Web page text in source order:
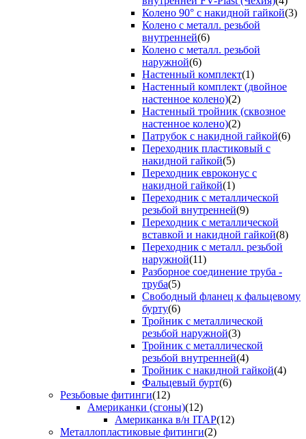
Колено 90° с накидной гайкой(3)
Колено с металл. резьбой
внутренней(6)
Колено с металл. резьбой
наружной(6)
Настенный комплект(1)
Настенный комплект (двойное
настенное колено)(2)
Настенный тройник (сквозное
настенное колено)(2)
Патрубок с накидной гайкой(6)
Переходник пластиковый с
накидной гайкой(5)
Переходник евроконус с
накидной гайкой(1)
Переходник с металлической
резьбой внутренней(9)
Переходник с металлической
вставкой и накидной гайкой(8)
Переходник с металл. резьбой
наружной(11)
Разборное соединение труба -
труба(5)
Свободный фланец к фальцевому
бурту(6)
Тройник с металлической
резьбой наружной(3)
Тройник с металлической
резьбой внутренней(4)
Тройник с накидной гайкой(4)
Фальцевый бурт(6)
Резьбовые фитинги(12)
Американки (сгоны)(12)
Американка в/н ITAP(12)
Металлопластиковые фитинги(2)